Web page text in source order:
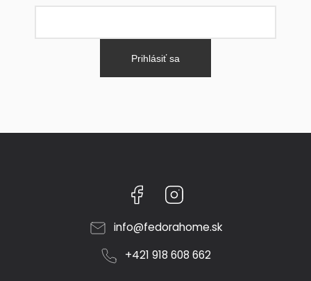
Prihlásiť sa
Facebook
info@fedorahome.sk
+421 918 608 662